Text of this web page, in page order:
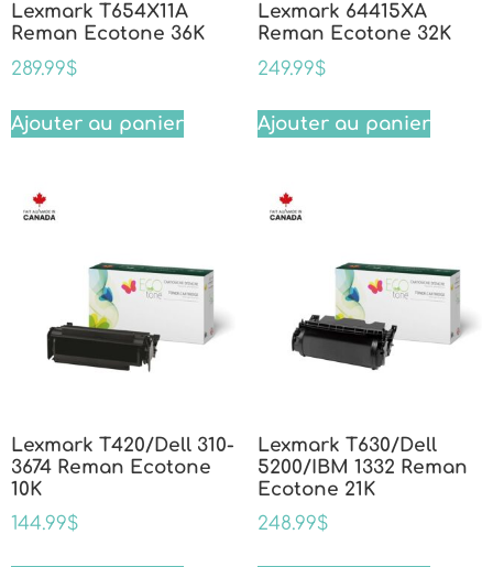
Lexmark T654X11A
Reman Ecotone 36K
289.99$
Ajouter au panier
Lexmark 64415XA
Reman Ecotone 32K
249.99$
Ajouter au panier
Lexmark T420/Dell 310-
3674 Reman Ecotone
10K
144.99$
Lexmark T630/Dell
5200/IBM 1332 Reman
Ecotone 21K
248.99$